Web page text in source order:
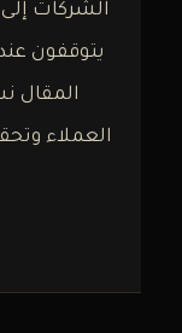
الشركات
يتوقفون
العملاء